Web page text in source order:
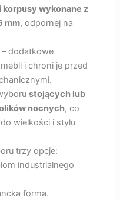
wykonane z
mm, odpornej na
– dodatkowe
i chroni je przed
stojących lub
nocnych, co
wielkości i stylu
trzy opcje:
industrialnego
forma.